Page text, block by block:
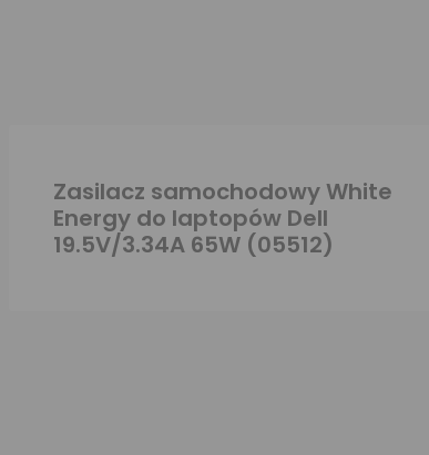
Zasilacz samochodowy White
Energy do laptopów Dell
19.5V/3.34A 65W (05512)